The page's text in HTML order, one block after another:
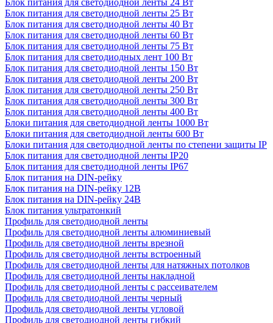
Блок питания для светодиодной ленты 24 Вт
Блок питания для светодиодной ленты 25 Вт
Блок питания для светодиодной ленты 40 Вт
Блок питания для светодиодной ленты 60 Вт
Блок питания для светодиодной ленты 75 Вт
Блок питания для светодиодных лент 100 Вт
Блок питания для светодиодной ленты 150 Вт
Блок питания для светодиодной ленты 200 Вт
Блок питания для светодиодной ленты 250 Вт
Блок питания для светодиодной ленты 300 Вт
Блок питания для светодиодной ленты 400 Вт
Блоки питания для светодиодной ленты 1000 Вт
Блоки питания для светодиодной ленты 600 Вт
Блоки питания для светодиодной ленты по степени защиты IP
Блок питания для светодиодной ленты IP20
Блок питания для светодиодной ленты IP67
Блок питания на DIN-рейку
Блок питания на DIN-рейку 12В
Блок питания на DIN-рейку 24В
Блок питания ультратонкий
Профиль для светодиодной ленты
Профиль для светодиодной ленты алюминиевый
Профиль для светодиодной ленты врезной
Профиль для светодиодной ленты встроенный
Профиль для светодиодной ленты для натяжных потолков
Профиль для светодиодной ленты накладной
Профиль для светодиодной ленты с рассеивателем
Профиль для светодиодной ленты черный
Профиль для светодиодной ленты угловой
Профиль для светодиодной ленты гибкий